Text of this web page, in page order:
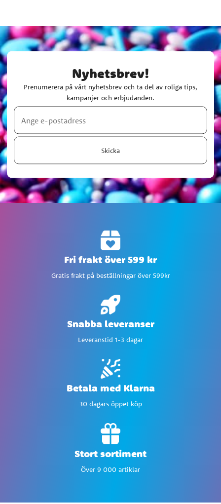
Nyhetsbrev!
Prenumerera på vårt nyhetsbrev och ta del av roliga tips,
kampanjer och erbjudanden.
Skicka
Fri frakt över 599 kr
Gratis frakt på beställningar över 599kr
Snabba leveranser
Leveranstid 1-3 dagar
Betala med Klarna
30 dagars öppet köp
Stort sortiment
Över 9 000 artiklar